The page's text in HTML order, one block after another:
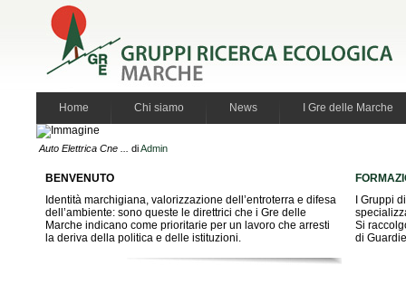
Home Chi siamo News I Gre delle Marche
Auto Elettrica Cne ... diAdmin
BENVENUTO
Identità marchigiana, valorizzazione dell’entroterra e difesa
dell’ambiente: sono queste le direttrici che i Gre delle
Marche indicano come prioritarie per un lavoro che arresti
la deriva della politica e delle istituzioni.
I Gruppi
Si
di